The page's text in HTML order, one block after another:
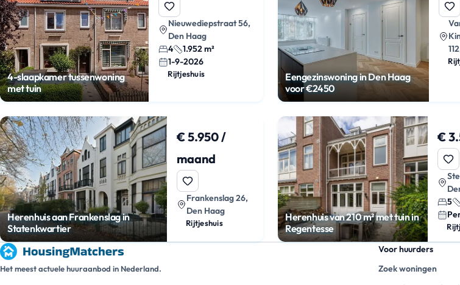
4-slaapkamer tussenwoning
met tuin
Nieuwediepstraat 56,
Den Haag
4
1.952 m²
1-9-2026
Rijtjeshuis
Eengezinswoning in Den Haag
voor €2450
Herenhuis aan Frankenslag in
Statenkwartier
€ 5.950 /
maand
Frankenslag 26,
Den Haag
Rijtjeshuis
Herenhuis van 210 m² met tuin in
Regentesse
€
5
Het meest actuele huuraanbod in Nederland.
Voor huurders
Zoek woningen